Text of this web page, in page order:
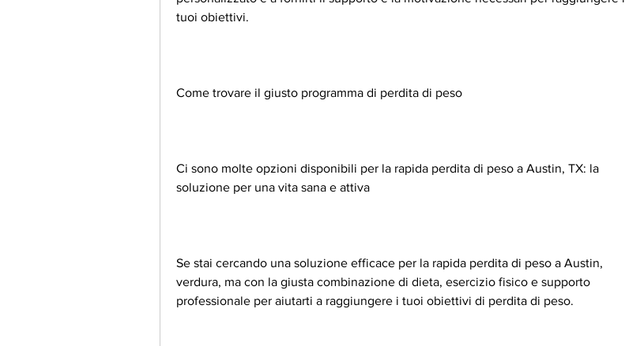
tuoi obiettivi.
Come trovare il giusto programma di perdita di peso
Ci sono molte opzioni disponibili per la rapida perdita di peso a Austin, TX: la
soluzione per una vita sana e attiva
Se stai cercando una soluzione efficace per la rapida perdita di peso a Austin,
verdura, ma con la giusta combinazione di dieta, esercizio fisico e supporto
professionale per aiutarti a raggiungere i tuoi obiettivi di perdita di peso.